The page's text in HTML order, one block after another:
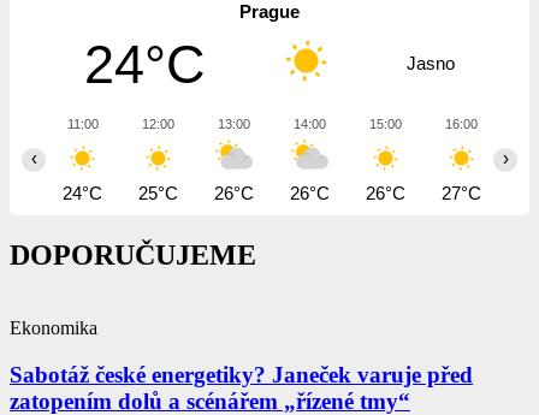
Prague
24°C Jasno
11:00
24°C
12:00
25°C
13:00
26°C
14:00
26°C
15:00
26°C
16:00
27°C
‹ ›
DOPORUČUJEME
Ekonomika
Sabotáž české energetiky? Janeček varuje před
zatopením dolů a scénářem „řízené tmy“